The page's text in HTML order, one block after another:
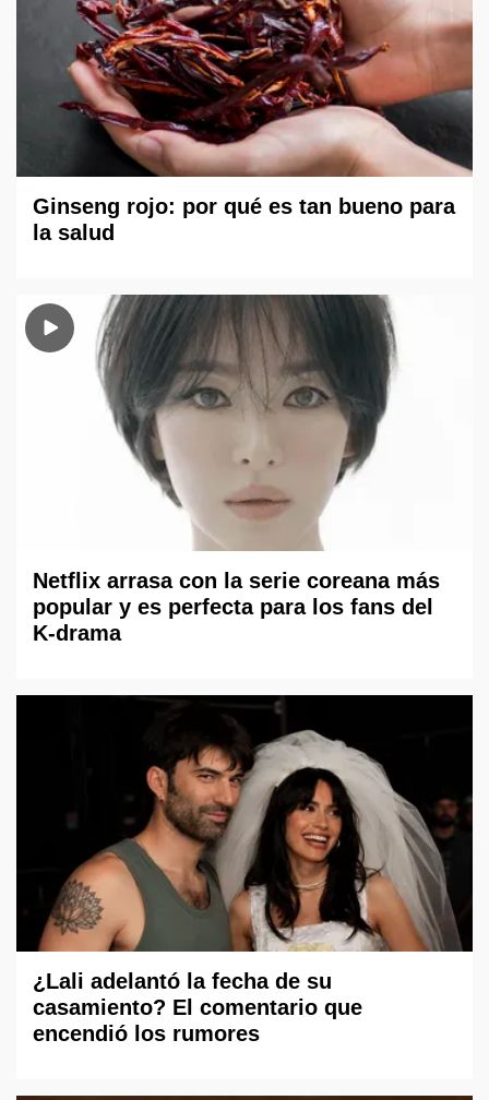
Ginseng rojo: por qué es tan bueno para
la salud
Netflix arrasa con la serie coreana más
popular y es perfecta para los fans del
K-drama
¿Lali adelantó la fecha de su
casamiento? El comentario que
encendió los rumores